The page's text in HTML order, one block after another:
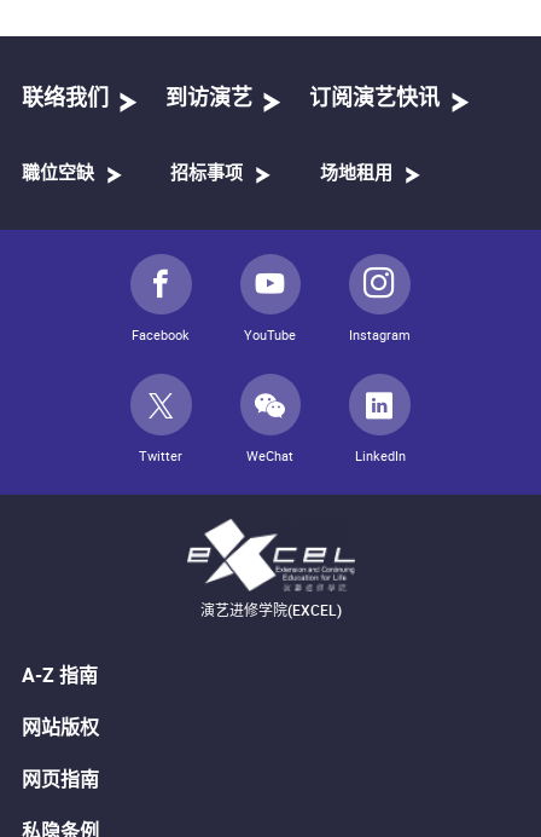
联络我们 到访演艺 订阅演艺快讯
職位空缺 招标事项 场地租用
Facebook YouTube Instagram
Twitter WeChat LinkedIn
演艺进修学院(EXCEL)
A-Z 指南
网站版权
网页指南
私隐条例